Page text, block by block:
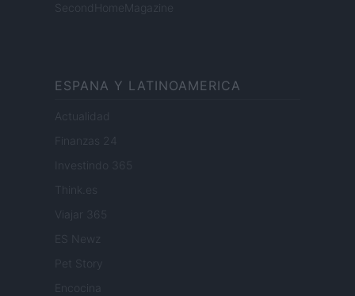
SecondHomeMagazine
ESPANA Y LATINOAMERICA
Actualidad
Finanzas 24
Investindo 365
Think.es
Viajar 365
ES Newz
Encocina